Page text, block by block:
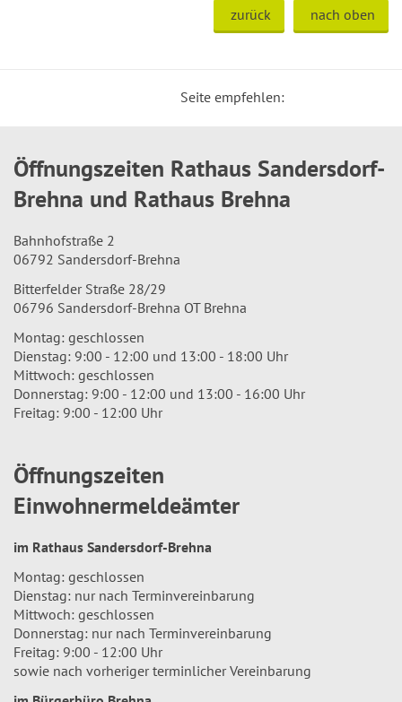
zurück nach oben
Seite empfehlen:
Öffnungszeiten Rathaus Sandersdorf-
Brehna und Rathaus Brehna
Bahnhofstraße 2
06792 Sandersdorf-Brehna
Bitterfelder Straße 28/29
06796 Sandersdorf-Brehna OT Brehna
Montag: geschlossen
Dienstag: 9:00 - 12:00 und 13:00 - 18:00 Uhr
Mittwoch: geschlossen
Donnerstag: 9:00 - 12:00 und 13:00 - 16:00 Uhr
Freitag: 9:00 - 12:00 Uhr
Öffnungszeiten
Einwohnermeldeämter
im Rathaus Sandersdorf-Brehna
Montag: geschlossen
Dienstag: nur nach Terminvereinbarung
Mittwoch: geschlossen
Donnerstag: nur nach Terminvereinbarung
Freitag: 9:00 - 12:00 Uhr
sowie nach vorheriger terminlicher Vereinbarung